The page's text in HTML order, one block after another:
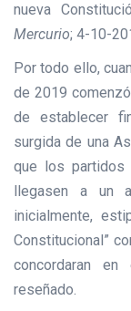
nueva
Mercurio; 4-10-
Por todo ello,
de 2019
de establecer
surgida de una
que los partidos
llegasen a un
inicialmente,
Constitucional”
concordaran
reseñado.